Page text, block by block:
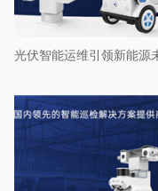
光伏智能运维引领新能源